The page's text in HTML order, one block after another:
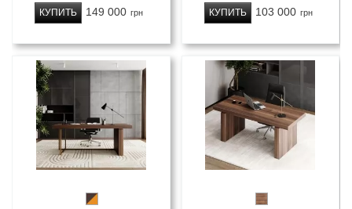
149 000 грн
КУПИТЬ 103 000 грн
КУПИТЬ